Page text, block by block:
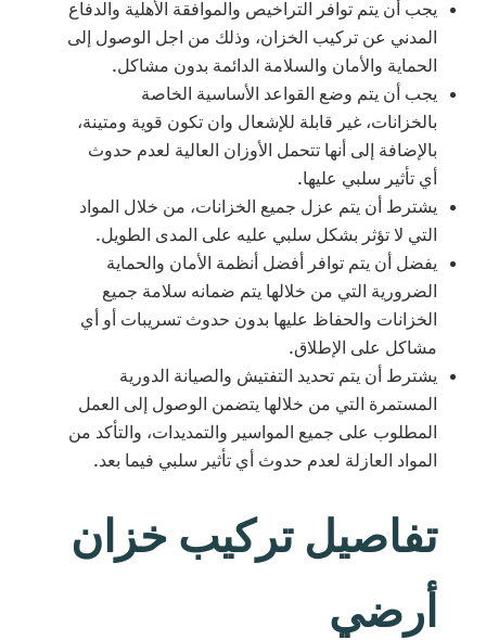
يجب أن يتم توافر التراخيص والموافقة الأهلية والدفاع
المدني عن تركيب الخزان، وذلك من اجل الوصول إلى
الحماية والأمان والسلامة الدائمة بدون مشاكل.
يجب أن يتم وضع القواعد الأساسية الخاصة
بالخزانات، غير قابلة للإشعال وان تكون قوية ومتينة،
بالإضافة إلى أنها تتحمل الأوزان العالية لعدم حدوث
أي تأثير سلبي عليها.
يشترط أن يتم عزل جميع الخزانات، من خلال المواد
التي لا تؤثر بشكل سلبي عليه على المدى الطويل.
يفضل أن يتم توافر أفضل أنظمة الأمان والحماية
الضرورية التي من خلالها يتم ضمانه سلامة جميع
الخزانات والحفاظ عليها بدون حدوث تسريبات أو أي
مشاكل على الإطلاق.
يشترط أن يتم تحديد التفتيش والصيانة الدورية
المستمرة التي من خلالها يتضمن الوصول إلى العمل
المطلوب على جميع المواسير والتمديدات، والتأكد من
المواد العازلة لعدم حدوث أي تأثير سلبي فيما بعد.
تفاصيل تركيب خزان
أرضي